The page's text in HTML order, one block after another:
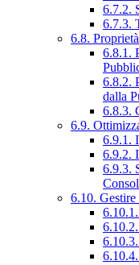
6.7.2.
6.7.3.
6.8.
6.8.1.
6.8.2.
dalla
6.8.3.
6.9.
6.9.1.
6.9.2.
6.9.3.
6.10.